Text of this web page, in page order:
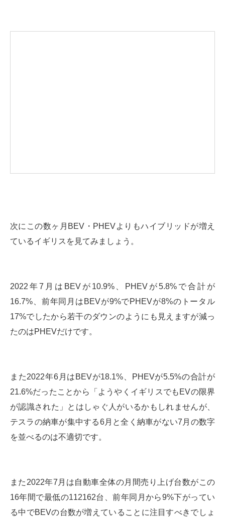
次にこの数ヶ月BEV・PHEVよりもハイブリッドが増え
ているイギリスを見てみましょう。
2022年7月はBEVが10.9%、PHEVが5.8%で合計が
16.7%、前年同月はBEVが9%でPHEVが8%のトータル
17%でしたから若干のダウンのようにも見えますが減っ
たのはPHEVだけです。
また2022年6月はBEVが18.1%、PHEVが5.5%の合計が
21.6%だったことから「ようやくイギリスでもEVの限界
が認識された」とはしゃぐ人がいるかもしれませんが、
テスラの納車が集中する6月と全く納車がない7月の数字
を並べるのは不適切です。
また2022年7月は自動車全体の月間売り上げ台数がこの
16年間で最低の112162台、前年同月から9%下がってい
る中でBEVの台数が増えていることに注目すべきでしょ